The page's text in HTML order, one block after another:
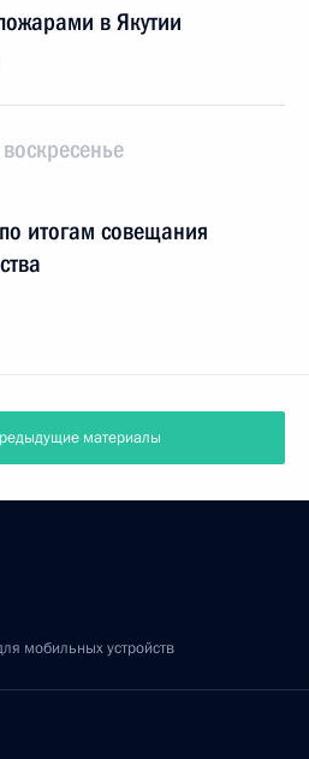
в Якутии
итогам совещания
материалы
мобильных устройств